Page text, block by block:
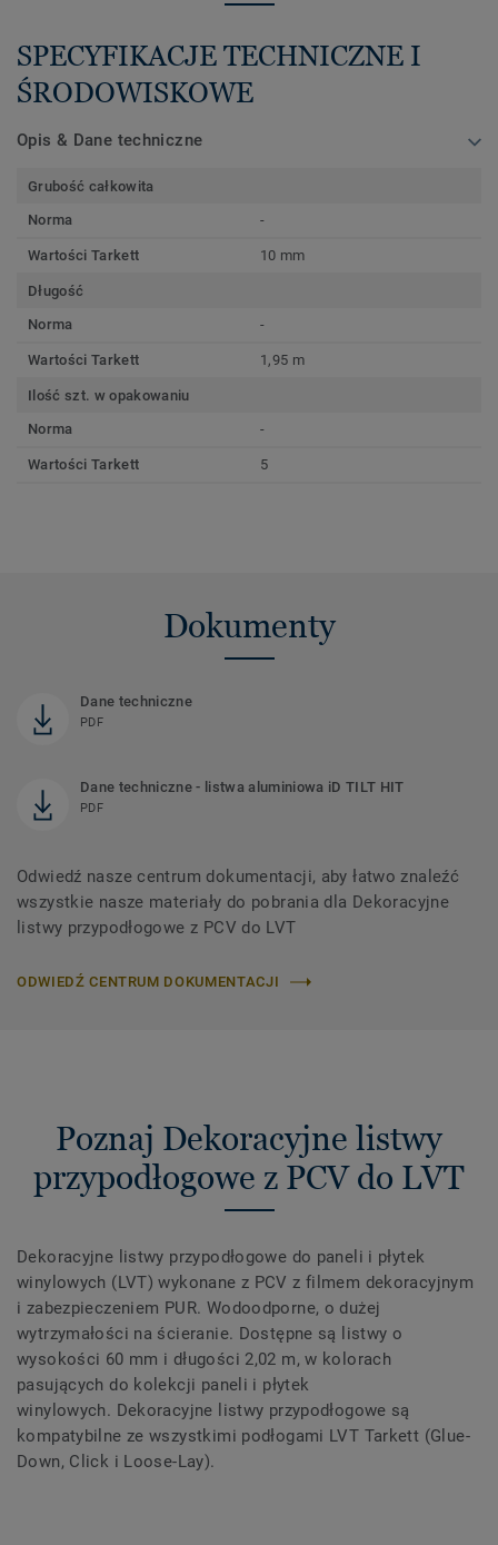
SPECYFIKACJE TECHNICZNE I
ŚRODOWISKOWE
Opis & Dane techniczne
Grubość całkowita
Norma
-
Wartości Tarkett 10 mm
Długość
Norma
-
Wartości Tarkett 1,95 m
Ilość szt. w opakowaniu
Norma
-
Wartości Tarkett 5
Dokumenty
Dane techniczne
PDF
Dane techniczne - listwa aluminiowa iD TILT HIT
PDF
Odwiedź nasze centrum dokumentacji, aby łatwo znaleźć
wszystkie nasze materiały do ​​pobrania dla Dekoracyjne
listwy przypodłogowe z PCV do LVT
ODWIEDŹ CENTRUM DOKUMENTACJI
Poznaj Dekoracyjne listwy
przypodłogowe z PCV do LVT
Dekoracyjne listwy przypodłogowe do paneli i płytek
winylowych (LVT) wykonane z PCV z filmem dekoracyjnym
i zabezpieczeniem PUR. Wodoodporne, o dużej
wytrzymałości na ścieranie. Dostępne są listwy o
wysokości 60 mm i długości 2,02 m, w kolorach
pasujących do kolekcji paneli i płytek
winylowych. Dekoracyjne listwy przypodłogowe są
kompatybilne ze wszystkimi podłogami LVT Tarkett (Glue-
Down, Click i Loose-Lay).